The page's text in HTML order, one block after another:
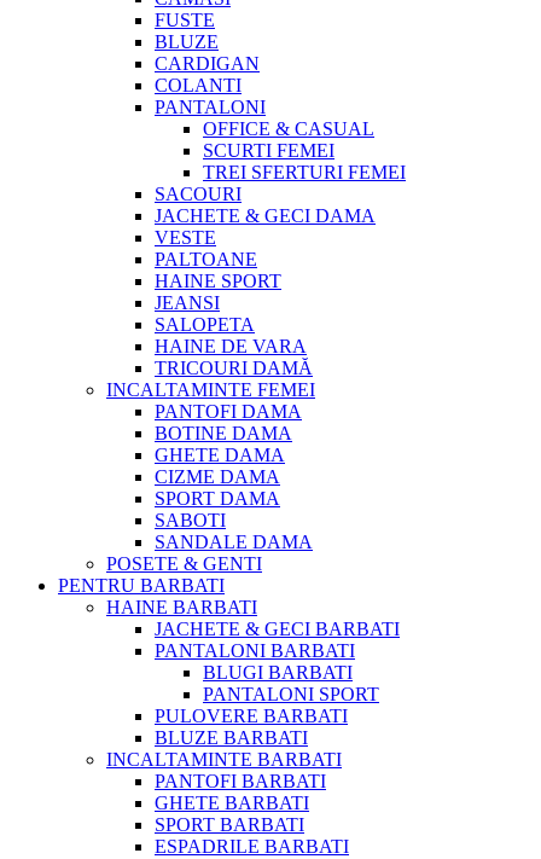
FUSTE
BLUZE
CARDIGAN
COLANTI
PANTALONI
OFFICE & CASUAL
SCURTI FEMEI
TREI SFERTURI FEMEI
SACOURI
JACHETE & GECI DAMA
VESTE
PALTOANE
HAINE SPORT
JEANSI
SALOPETA
HAINE DE VARA
TRICOURI DAMĂ
INCALTAMINTE FEMEI
PANTOFI DAMA
BOTINE DAMA
GHETE DAMA
CIZME DAMA
SPORT DAMA
SABOTI
SANDALE DAMA
POSETE & GENTI
PENTRU BARBATI
HAINE BARBATI
JACHETE & GECI BARBATI
PANTALONI BARBATI
BLUGI BARBATI
PANTALONI SPORT
PULOVERE BARBATI
BLUZE BARBATI
INCALTAMINTE BARBATI
PANTOFI BARBATI
GHETE BARBATI
SPORT BARBATI
ESPADRILE BARBATI